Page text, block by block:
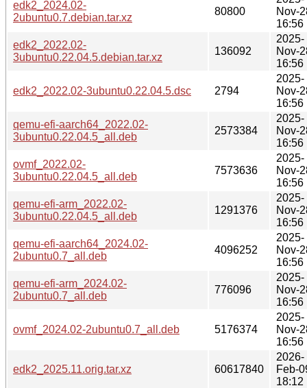
edk2_2024.02-
2ubuntu0.7.debian.tar.xz
80800
Nov-
16:56
edk2_2022.02-
3ubuntu0.22.04.5.debian.tar.xz
136092
2025-
Nov-
16:56
edk2_2022.02-3ubuntu0.22.04.5.dsc 2794
2025-
Nov-
16:56
qemu-efi-aarch64_2022.02-
3ubuntu0.22.04.5_all.deb
2573384
2025-
Nov-
16:56
ovmf_2022.02-
3ubuntu0.22.04.5_all.deb
7573636
2025-
Nov-
16:56
qemu-efi-arm_2022.02-
3ubuntu0.22.04.5_all.deb
1291376
2025-
Nov-
16:56
qemu-efi-aarch64_2024.02-
2ubuntu0.7_all.deb
4096252
2025-
Nov-
16:56
qemu-efi-arm_2024.02-
2ubuntu0.7_all.deb
776096
2025-
Nov-
16:56
ovmf_2024.02-2ubuntu0.7_all.deb 5176374
2025-
Nov-
16:56
edk2_2025.11.orig.tar.xz 60617840
2026-
Feb-
18:12